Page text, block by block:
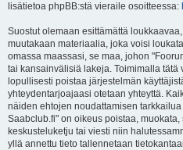
lisätietoa phpBB:stä vieraile osoitteessa:
Suostut olemaan esittämättä
muutakaan materiaalia, joka voisi
omassa maassasi, se maa, johon
tai kansainvälisiä lakeja. Toimimalla
lopullisesti poistaa järjestelmän
yhteydentarjoajaasi otetaan yhteyttä.
näiden ehtojen noudattamisen
Saabclub.fi" on oikeus poistaa,
keskusteluketju tai viesti niin
yllä annettu tieto tallennetaan